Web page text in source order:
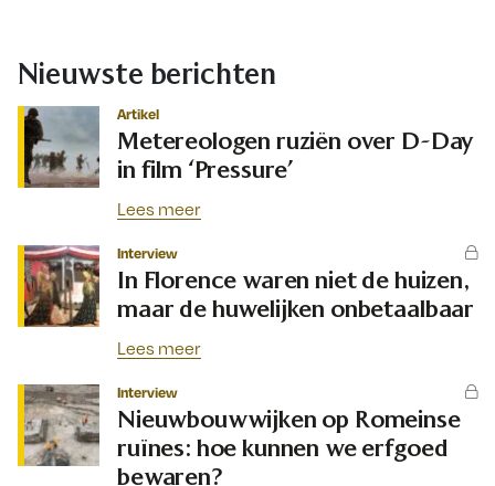
Nieuwste berichten
Artikel
Metereologen ruziën over D-Day
in film ‘Pressure’
Lees meer
Interview
In Florence waren niet de huizen,
maar de huwelijken onbetaalbaar
Lees meer
Interview
Nieuwbouwwijken op Romeinse
ruïnes: hoe kunnen we erfgoed
bewaren?